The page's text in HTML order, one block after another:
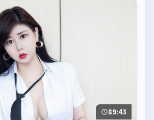
89:43